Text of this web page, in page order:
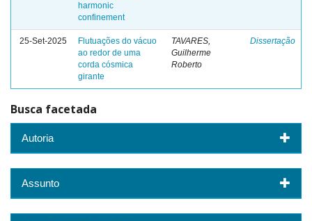
harmonic
confinement
25-Set-2025
Flutuações do vácuo
ao redor de uma
corda cósmica
girante
TAVARES,
Guilherme
Roberto
Dissertação
Busca facetada
Autoria
Assunto